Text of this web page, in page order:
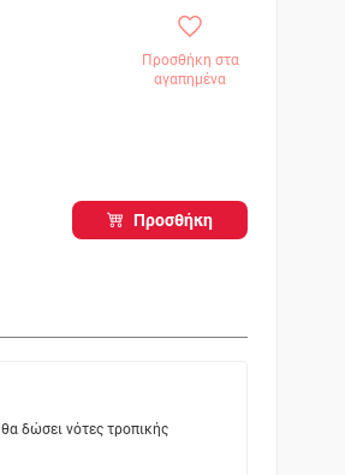
Προσθήκη στα
αγαπημένα
Προσθήκη
δώσει νότες τροπικής